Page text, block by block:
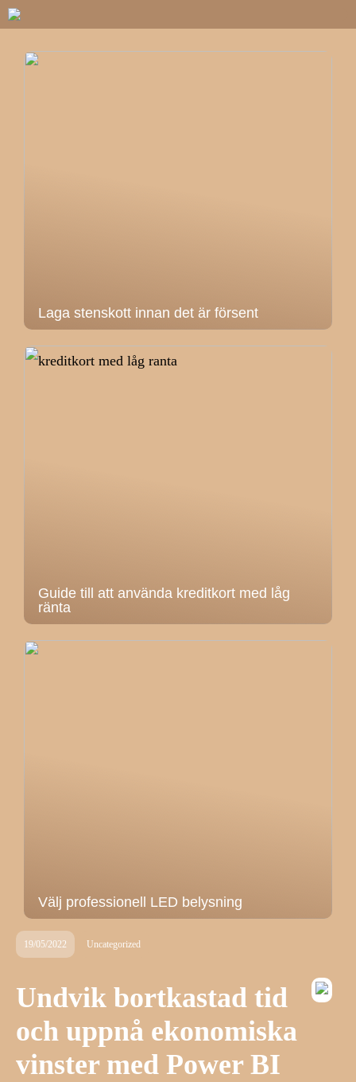
Laga stenskott innan det är försent
Guide till att använda kreditkort med låg
ränta
Välj professionell LED belysning
19/05/2022 Uncategorized
Undvik bortkastad tid
och uppnå ekonomiska
vinster med Power BI